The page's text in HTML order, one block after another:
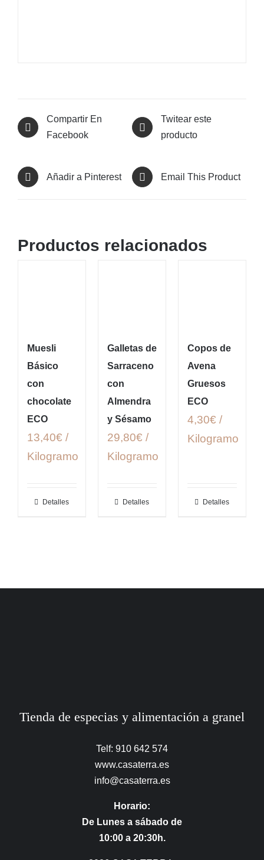
Compartir En
Facebook
Twitear este
producto
Añadir a Pinterest Email This Product
Productos relacionados
Muesli
Básico
con
chocolate
ECO
13,40€ /
Kilogramo
Detalles
Galletas de
Sarraceno
con
Almendra
y Sésamo
29,80€ /
Kilogramo
Detalles
Copos de
Avena
Gruesos
ECO
4,30€ /
Kilogramo
Detalles
Tienda de especias y alimentación a granel
Telf: 910 642 574
www.casaterra.es
info@casaterra.es
Horario:
De Lunes a sábado de
10:00 a 20:30h.